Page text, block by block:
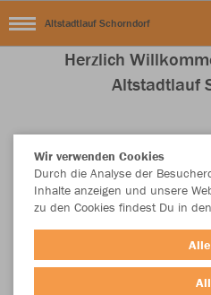
Altstadtlauf Schorndorf
Herzlich
Altstadtlauf
Nachhaltig
Wir verwenden Cookies
Durch die Analyse der
Inhalte anzeigen und unsere
zu den Cookies findest Du in